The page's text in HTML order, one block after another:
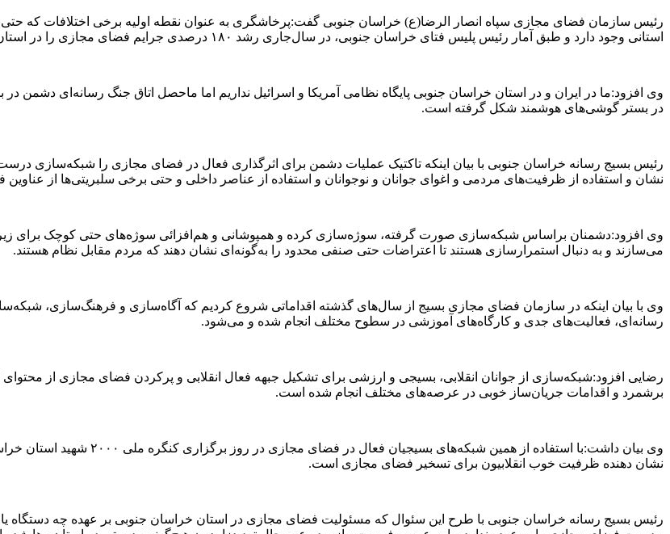
رئیس سازمان فضای مجازی سپاه انصار الرضا(ع) خراسان جنوبی گفت:پرخاشگری به عنوان نقطه اولیه برخی اختلافات که
استانی وجود دارد و طبق آمار رئیس پلیس فتای خراسان جنوبی، در سال‌جاری رشد ۱۸۰ درصدی جرایم فضای مجازی را در استان داشتیم.
وی افزود:ما در ایران و در استان خراسان جنوبی پایگاه نظامی آمریکا و اسرائیل نداریم اما ماحصل اتاق جنگ رسانه‌ای
در بستر گوشی‌های هوشمند شکل گرفته است.
رئیس بسیج رسانه خراسان جنوبی با بیان اینکه تاکتیک عملیات دشمن برای اثرگذاری فعال در فضای مجازی را شبکه‌سازی
نشان و استفاده از ظرفیت‌های مردمی و اغوای جوانان و نوجوانان و استفاده از عناصر داخلی و حتی برخی سلبریتی‌ها از
وی افزود:دشمنان براساس شبکه‌سازی صورت گرفته، سوژه‌سازی کرده و همپوشانی و هم‌افزائی سوژه‌های حتی کوچک برای
می‌سازند و به دنبال استمرارسازی هستند تا اعتراضات حتی صنفی محدود را به‌گونه‌ای نشان دهند که مردم مقابل نظام هستند.
وی با بیان اینکه در سازمان فضای مجازی بسیج از سال‌های گذشته اقداماتی شروع کردیم که آگاه‌سازی و فرهنگ‌سازی،
رسانه‌ای، فعالیت‌های جدی و کارگاه‌های آموزشی در سطوح مختلف انجام شده و می‌شود.
رضایی افزود:شبکه‌سازی از جوانان انقلابی، بسیجی و ارزشی برای تشکیل جبهه فعال انقلابی و پرکردن فضای مجازی از
برشمرد و اقدامات جریان‌ساز خوبی در عرصه‌های مختلف انجام شده است.
نشان دهنده ظرفیت خوب انقلابیون برای تسخیر فضای مجازی است.
رئیس بسیج رسانه خراسان جنوبی با طرح این سئوال که مسئولیت فضای مجازی در استان خراسان جنوبی بر عهده چه دستگاه